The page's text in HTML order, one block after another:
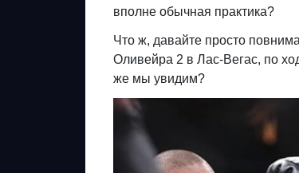
вполне обычная практика?
Что ж, давайте просто
Оливейра 2 в Лас-Вегас, по
же мы увидим?